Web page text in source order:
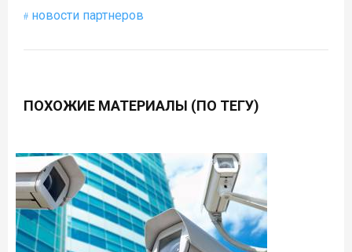
новости партнеров
ПОХОЖИЕ МАТЕРИАЛЫ (ПО ТЕГУ)